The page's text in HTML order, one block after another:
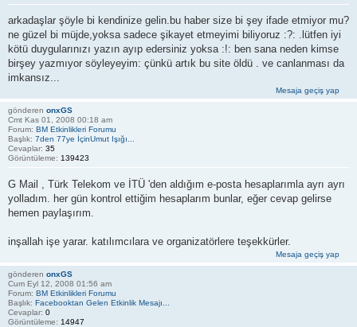
arkadaşlar şöyle bi kendinize gelin.bu haber size bi şey ifade etmiyor mu?
ne güzel bi müjde,yoksa sadece şikayet etmeyimi biliyoruz :?: .lütfen iyi
kötü duygularınızı yazın ayıp edersiniz yoksa :!: ben sana neden kimse
birşey yazmıyor söyleyeyim: çünkü artık bu site öldü . ve canlanması da
imkansız...
Mesaja geçiş yap
gönderen onxGS
Cmt Kas 01, 2008 00:18 am
Forum: BM Etkinlikleri Forumu
Başlık: 7den 77ye İçinUmut Işığı...
Cevaplar: 35
Görüntüleme: 139423
G Mail , Türk Telekom ve İTÜ 'den aldığım e-posta hesaplarımla ayrı ayrı
yolladım. her gün kontrol ettiğim hesaplarım bunlar, eğer cevap gelirse
hemen paylaşırım.
inşallah işe yarar. katılımcılara ve organizatörlere teşekkürler.
Mesaja geçiş yap
gönderen onxGS
Cum Eyl 12, 2008 01:56 am
Forum: BM Etkinlikleri Forumu
Başlık: Facebooktan Gelen Etkinlik Mesajı...
Cevaplar: 0
Görüntüleme: 14947